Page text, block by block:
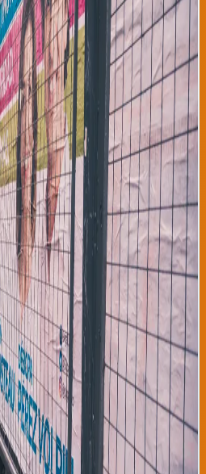
los votantes se dirigen hoy a las
diputados y senadores en un
el retorno a institucionalidad
de inestabilidad política. Claudia
y activista ambiental,
de líderes latinoamericanos
con compromiso social.
parcial de recursos
rural, y fortalecimiento de
independientes muestran que
fuerte entre mujeres,
la diáspora boliviana en el País
representa esperanza de cambio
Perú, por su parte, aprueba hoy
de reformas
de poderes,
judicial, y nuevos mecanismos de
peruano, mediante voto 89
la entrada en vigencia de estas
las más ambiciosas desde la
enfrenta una decisión comercial
Petro ha anunciado hoy el
Comercio con Singapur,
agrícola nacional sobre
libre. Esta decisión genera
pero resonancia
Estos movimientos
rechazo a políticas de
por FMI y Banco Mundial durante